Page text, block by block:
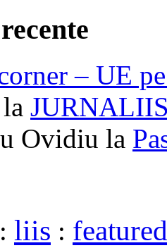
corner – UE
la
Ovidiu la
: liis : featured